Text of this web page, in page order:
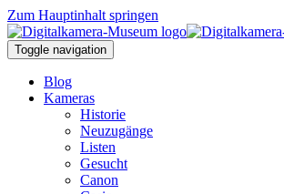
Zum Hauptinhalt springen
Toggle navigation
Blog
Kameras
Historie
Neuzugänge
Listen
Gesucht
Canon